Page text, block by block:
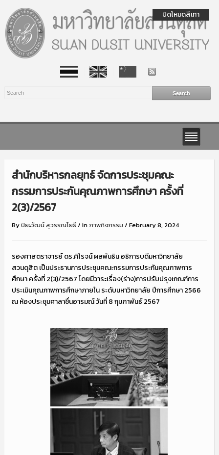
สำนักบริหารกลยุทธ์ จัดการประชุมคณะ
กรรมการประกันคุณภาพการศึกษา ครั้งที่
2(3)/2567
Byปิยะวัฒน์ สุวรรณโยธี/ Inภาพกิจกรรม / February 8, 2024
รองศาสตราจารย์ ดร.ศิโรจน์ ผลพันธิน อธิการบดีมหาวิทยาลัย
สวนดุสิต เป็นประธานการประชุมคณะกรรมการประกันคุณภาพการ
ศึกษา ครั้งที่ 2(3)/2567 โดยมีวาระเรื่อง(ร่าง)การปรับปรุงเกณฑ์การ
ประเมินคุณภาพการศึกษาภายใน ระดับมหาวิทยาลัย ปีการศึกษา 2566
ณ ห้องประชุมศาลาชื่นอารมณ์ วันที่ 8 กุมภาพันธ์ 2567
ปิดโหมดสีเทา